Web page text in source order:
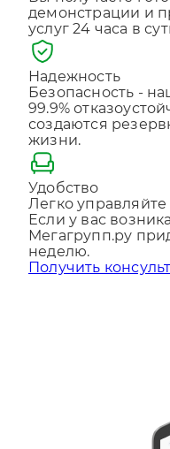
Вы получаете
демонстрации и
услуг 24 часа в
Надежность
Безопасность -
99.9%
создаются
жизни.
Удобство
Легко
Если у вас
Мегагрупп.ру
неделю.
Отправляя